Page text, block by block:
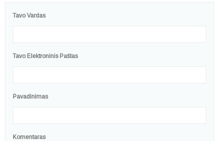
Tavo Vardas
Tavo Elektroninis Paštas
Pavadinimas
Komentaras